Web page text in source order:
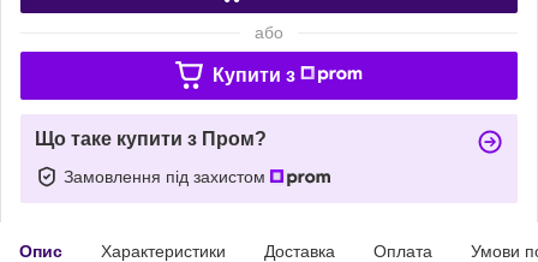
або
Купити з
Що таке купити з Пром?
Замовлення під захистом
Опис Характеристики Доставка Оплата Умови